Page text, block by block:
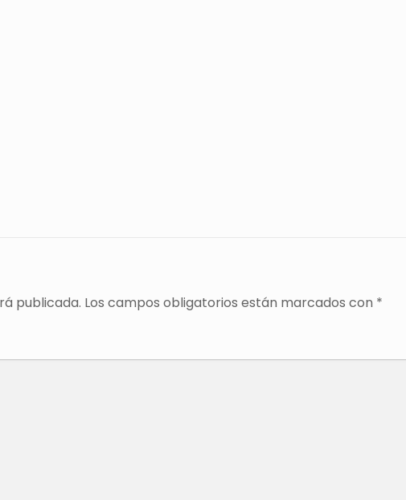
publicada. Los campos obligatorios están marcados con *